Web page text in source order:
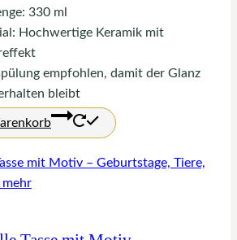
gewählt
330 ml
Hochwertige Keramik mit
empfohlen, damit der Glanz
bleibt